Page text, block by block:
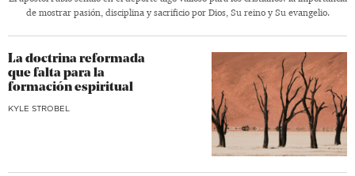
de mostrar pasión, disciplina y sacrificio por Dios, Su reino y Su evangelio.
La doctrina reformada
que falta para la
formación espiritual
KYLE STROBEL